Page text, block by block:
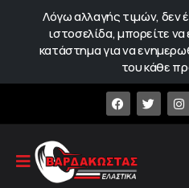
Λόγω αλλαγής τιμών, δεν
ιστοσελίδα, μπορείτε
κατάστημα για να
του κάθε